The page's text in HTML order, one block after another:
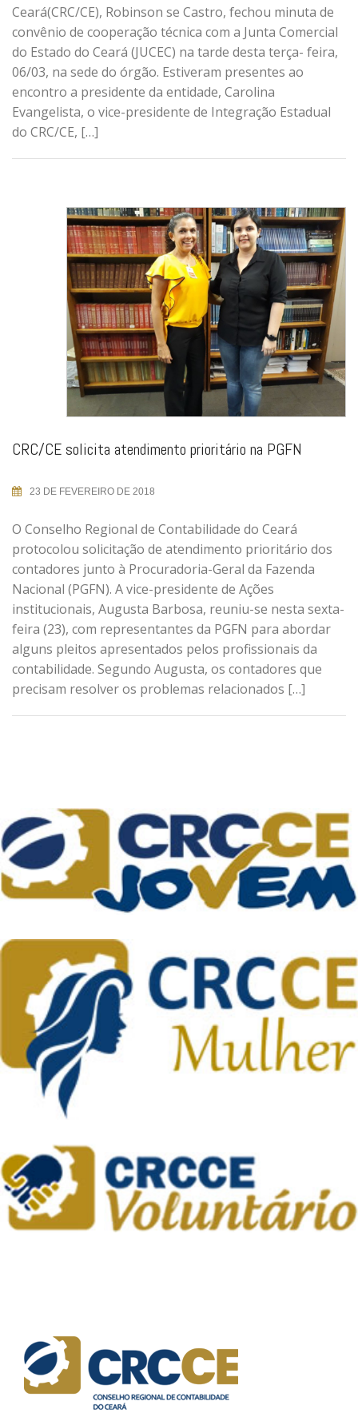
Ceará(CRC/CE), Robinson se Castro, fechou minuta de
convênio de cooperação técnica com a Junta Comercial
do Estado do Ceará (JUCEC) na tarde desta terça- feira,
06/03, na sede do órgão. Estiveram presentes ao
encontro a presidente da entidade, Carolina
Evangelista, o vice-presidente de Integração Estadual
do CRC/CE, […]
CRC/CE solicita atendimento prioritário na PGFN
23 DE FEVEREIRO DE 2018
O Conselho Regional de Contabilidade do Ceará
protocolou solicitação de atendimento prioritário dos
contadores junto à Procuradoria-Geral da Fazenda
Nacional (PGFN). A vice-presidente de Ações
institucionais, Augusta Barbosa, reuniu-se nesta sexta-
feira (23), com representantes da PGFN para abordar
alguns pleitos apresentados pelos profissionais da
contabilidade. Segundo Augusta, os contadores que
precisam resolver os problemas relacionados […]